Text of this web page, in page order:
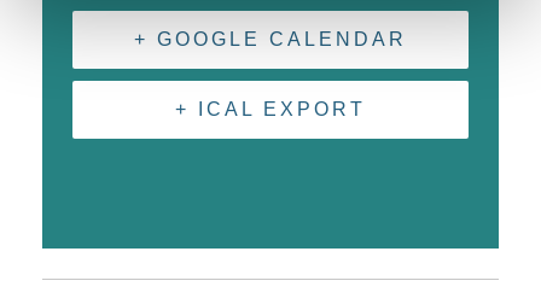
+ GOOGLE CALENDAR
+ ICAL EXPORT